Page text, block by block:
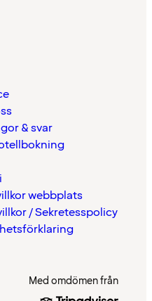
& svar
webbplats
/ Sekretesspolicy
Med omdömen från